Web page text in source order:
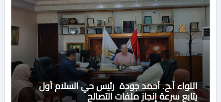
اللواء أ.ح. أحمد جودة رئيس حي السلام أول
يتابع سرعة إنجاز ملفات التصالح